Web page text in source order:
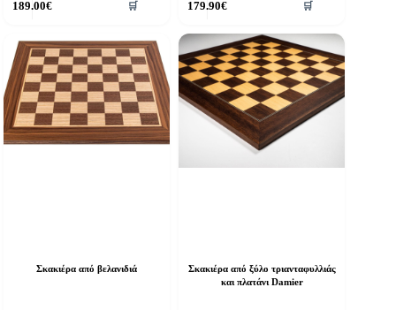
189.00€ 🛒 179.90€ 🛒
Σκακιέρα από βελανιδιά
Σκακιέρα από ξύλο τριανταφυλλιάς
και πλατάνι Damier